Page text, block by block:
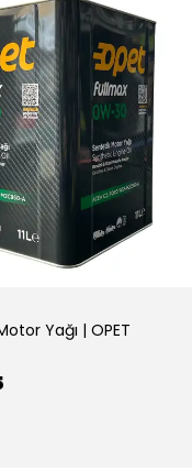
Yağı | OPET